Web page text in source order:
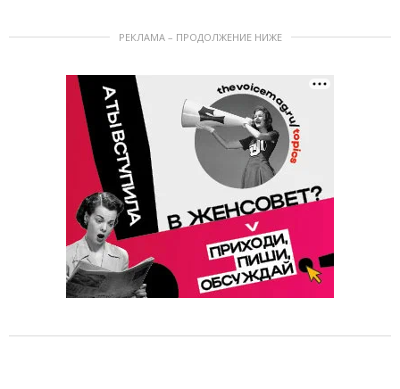
РЕКЛАМА – ПРОДОЛЖЕНИЕ НИЖЕ